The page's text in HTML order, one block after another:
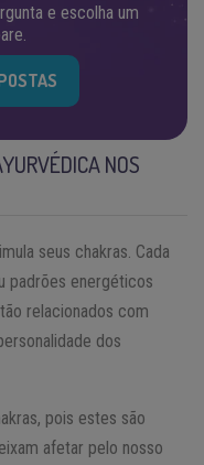
e escolha um
NOS
seus chakras. Cada
padrões energéticos
relacionados com
dos
pois estes são
afetar pelo nosso